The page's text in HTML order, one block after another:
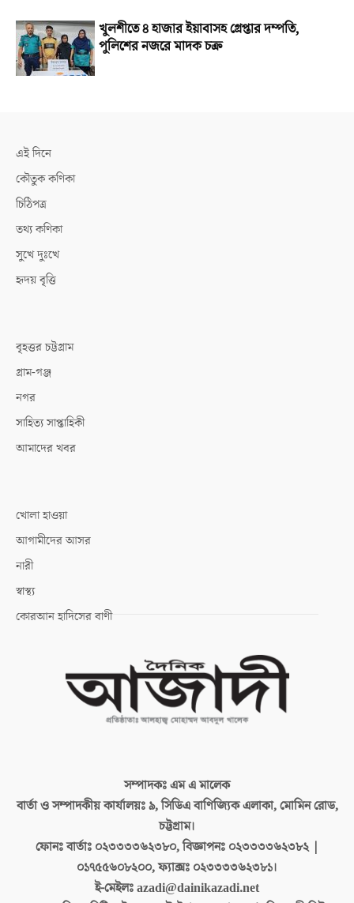
খুলশীতে ৪ হাজার ইয়াবাসহ গ্রেপ্তার দম্পতি,
পুলিশের নজরে মাদক চক্র
এই দিনে
কৌতুক কণিকা
চিঠিপত্র
তথ্য কণিকা
সুখে দুঃখে
হৃদয় বৃত্তি
বৃহত্তর চট্টগ্রাম
গ্রাম-গঞ্জ
নগর
সাহিত্য সাপ্তাহিকী
আমাদের খবর
খোলা হাওয়া
আগামীদের আসর
নারী
স্বাস্থ্য
কোরআন হাদিসের বাণী
সম্পাদকঃএম এ মালেক
বার্তা ও সম্পাদকীয় কার্যালয়ঃ৯, সিডিএ বাণিজ্যিক এলাকা, মোমিন রোড,
চট্টগ্রাম।
ফোনঃ বার্তাঃ ০২৩৩৩৩৬২৩৮০, বিজ্ঞাপনঃ ০২৩৩৩৩৬২৩৮২ |
০১৭৫৫৬০৮২০০, ফ্যাক্সঃ ০২৩৩৩৩৬২৩৮১।
ই-মেইলঃazadi@dainikazadi.net